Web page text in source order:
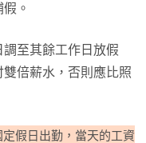
。
至其餘工作日放假
雙倍薪水，否則應比照
定假日出勤，當天的工資